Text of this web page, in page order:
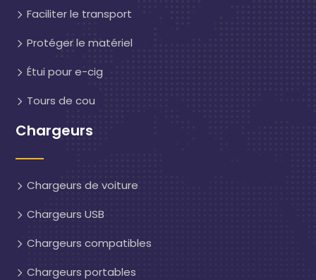
Faciliter le transport
Protéger le matériel
Étui pour e-cig
Tours de cou
Chargeurs
Chargeurs de voiture
Chargeurs USB
Chargeurs compatibles
Chargeurs portables